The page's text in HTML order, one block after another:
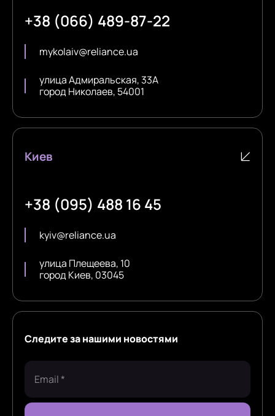
+38 (066) 489-87-22
mykolaiv@reliance.ua
улица Адмиральская, 33А
город Николаев, 54001
Киев
+38 (095) 488 16 45
kyiv@reliance.ua
улица Плещеева, 10
город Киев, 03045
Следите за нашими новостями